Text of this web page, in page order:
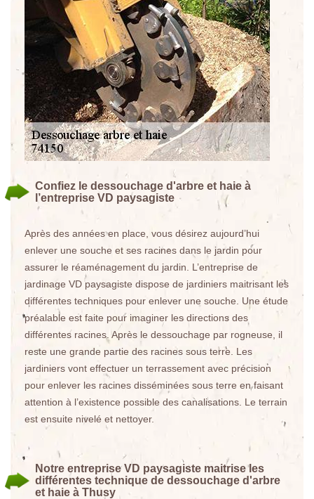
Confiez le dessouchage d'arbre et haie à
l’entreprise VD paysagiste
Après des années en place, vous désirez aujourd’hui
enlever une souche et ses racines dans le jardin pour
assurer le réaménagement du jardin. L’entreprise de
jardinage VD paysagiste dispose de jardiniers maitrisant les
différentes techniques pour enlever une souche. Une étude
préalable est faite pour imaginer les directions des
différentes racines. Après le dessouchage par rogneuse, il
reste une grande partie des racines sous terre. Les
jardiniers vont effectuer un terrassement avec précision
pour enlever les racines disséminées sous terre en faisant
attention à l’existence possible des canalisations. Le terrain
est ensuite nivelé et nettoyer.
Notre entreprise VD paysagiste maitrise les
différentes technique de dessouchage d'arbre
et haie à Thusy